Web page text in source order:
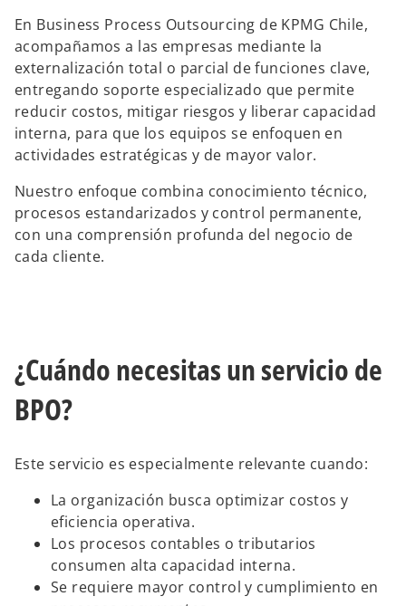
En Business Process Outsourcing de KPMG Chile,
acompañamos a las empresas mediante la
externalización total o parcial de funciones clave,
entregando soporte especializado que permite
reducir costos, mitigar riesgos y liberar capacidad
interna, para que los equipos se enfoquen en
actividades estratégicas y de mayor valor.
Nuestro enfoque combina conocimiento técnico,
procesos estandarizados y control permanente,
con una comprensión profunda del negocio de
cada cliente.
¿Cuándo necesitas un servicio de
BPO?
Este servicio es especialmente relevante cuando:
La organización busca optimizar costos y
eficiencia operativa.
Los procesos contables o tributarios
consumen alta capacidad interna.
Se requiere mayor control y cumplimiento en